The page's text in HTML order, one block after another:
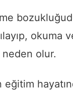
okuma
olur.
eğitim